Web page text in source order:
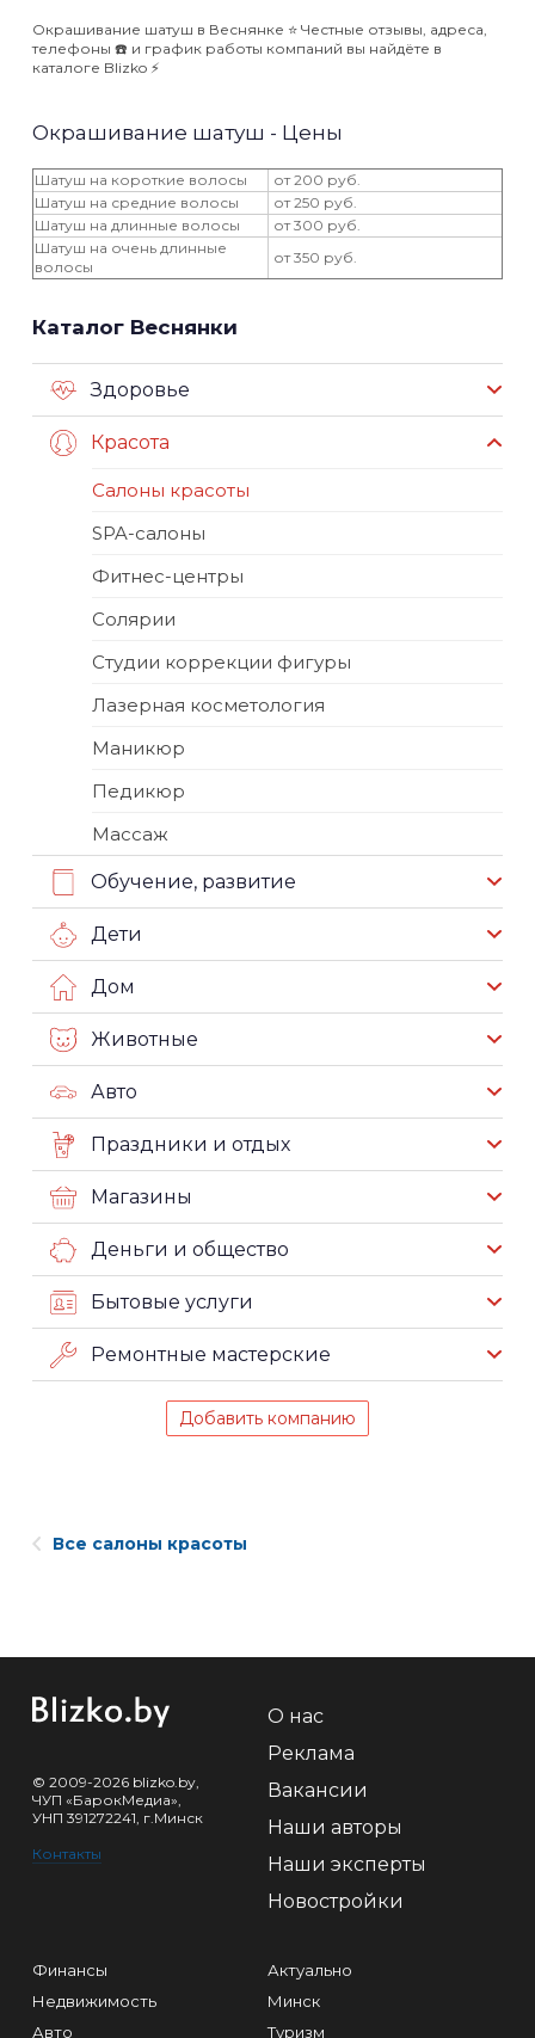
Окрашивание шатуш в Веснянке ⭐️ Честные отзывы, адреса,
телефоны ☎️ и график работы компаний вы найдёте в
каталоге Blizko ⚡️
Окрашивание шатуш - Цены
Шатуш на короткие волосы
от 200 руб.
Шатуш на средние волосы
от 250 руб.
Шатуш на длинные волосы
от 300 руб.
Шатуш на очень длинные
волосы
от 350 руб.
Каталог Веснянки
Здоровье
Красота
Салоны красоты
SPA-салоны
Фитнес-центры
Солярии
Студии коррекции фигуры
Лазерная косметология
Маникюр
Педикюр
Массаж
Обучение, развитие
Дети
Дом
Животные
Авто
Праздники и отдых
Магазины
Деньги и общество
Бытовые услуги
Ремонтные мастерские
Добавить компанию
Все салоны красоты
© 2009-2026 blizko.by,
ЧУП «БарокМедиа»,
УНП 391272241, г.Минск
Контакты
О нас
Реклама
Вакансии
Наши авторы
Наши эксперты
Новостройки
Финансы
Недвижимость
Авто
Актуально
Минск
Туризм